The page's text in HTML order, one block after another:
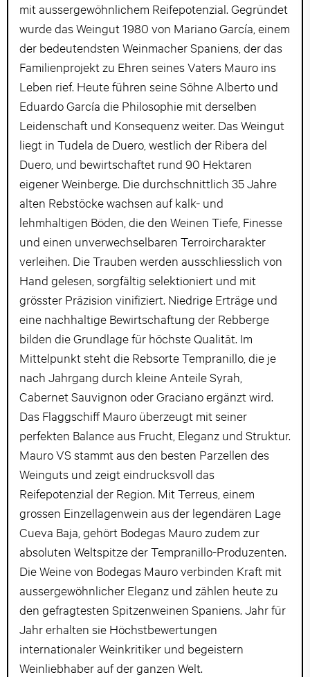
mit aussergewöhnlichem Reifepotenzial. Gegründet
wurde das Weingut 1980 von Mariano García, einem
der bedeutendsten Weinmacher Spaniens, der das
Familienprojekt zu Ehren seines Vaters Mauro ins
Leben rief. Heute führen seine Söhne Alberto und
Eduardo García die Philosophie mit derselben
Leidenschaft und Konsequenz weiter. Das Weingut
liegt in Tudela de Duero, westlich der Ribera del
Duero, und bewirtschaftet rund 90 Hektaren
eigener Weinberge. Die durchschnittlich 35 Jahre
alten Rebstöcke wachsen auf kalk- und
lehmhaltigen Böden, die den Weinen Tiefe, Finesse
und einen unverwechselbaren Terroircharakter
verleihen. Die Trauben werden ausschliesslich von
Hand gelesen, sorgfältig selektioniert und mit
grösster Präzision vinifiziert. Niedrige Erträge und
eine nachhaltige Bewirtschaftung der Rebberge
bilden die Grundlage für höchste Qualität. Im
Mittelpunkt steht die Rebsorte Tempranillo, die je
nach Jahrgang durch kleine Anteile Syrah,
Cabernet Sauvignon oder Graciano ergänzt wird.
Das Flaggschiff Mauro überzeugt mit seiner
perfekten Balance aus Frucht, Eleganz und Struktur.
Mauro VS stammt aus den besten Parzellen des
Weinguts und zeigt eindrucksvoll das
Reifepotenzial der Region. Mit Terreus, einem
grossen Einzellagenwein aus der legendären Lage
Cueva Baja, gehört Bodegas Mauro zudem zur
absoluten Weltspitze der Tempranillo-Produzenten.
Die Weine von Bodegas Mauro verbinden Kraft mit
aussergewöhnlicher Eleganz und zählen heute zu
den gefragtesten Spitzenweinen Spaniens. Jahr für
Jahr erhalten sie Höchstbewertungen
internationaler Weinkritiker und begeistern
Weinliebhaber auf der ganzen Welt.